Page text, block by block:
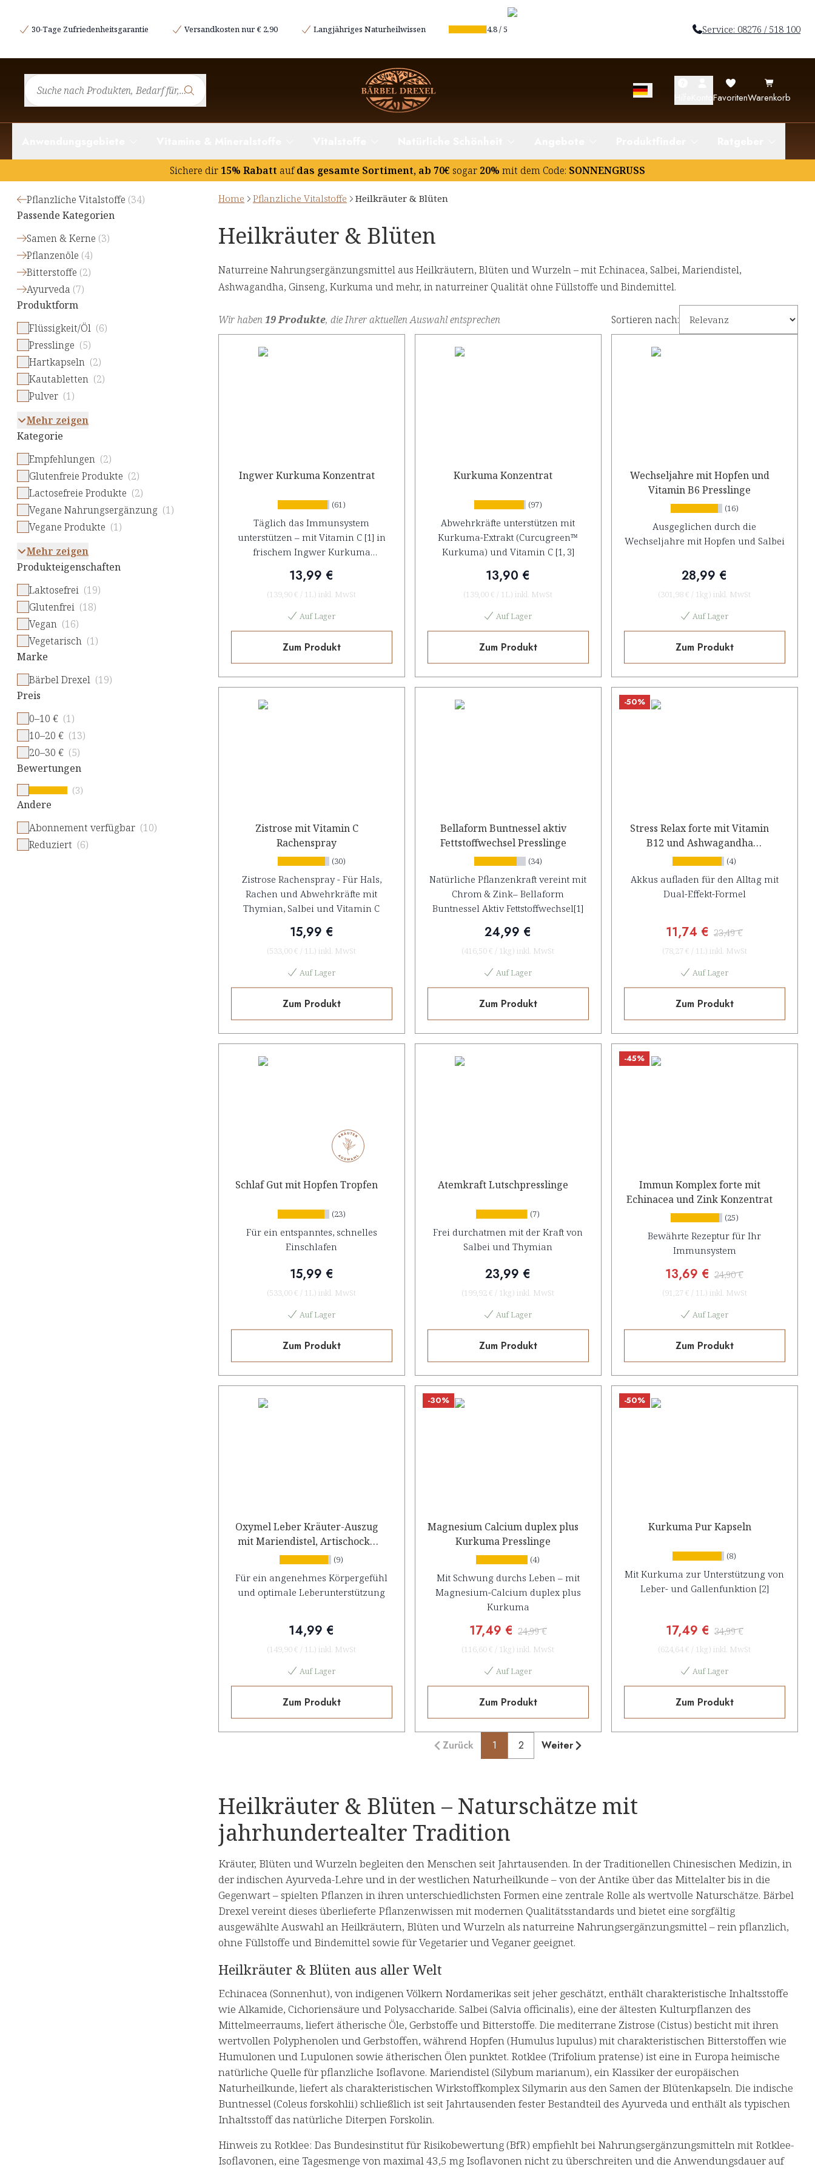
30-Tage Zufriedenheitsgarantie Versandkosten nur € 2,90 Langjähriges Naturheilwissen 4.8/5 Service: 08276 / 518 100
FavoritenWarenkorb
Sichere dir 15% Rabatt aufdas gesamte Sortiment, ab 70€ sogar 20% mit dem Code: SONNENGRUSS
Pflanzliche Vitalstoffe (34)
Passende Kategorien
Samen & Kerne (3)
Pflanzenöle (4)
Bitterstoffe (2)
Ayurveda (7)
Produktform
Flüssigkeit/Öl (6)
Presslinge (5)
Hartkapseln (2)
Kautabletten (2)
Pulver (1)
Mehr zeigen
Kategorie
Empfehlungen (2)
Glutenfreie Produkte (2)
Lactosefreie Produkte (2)
Vegane Nahrungsergänzung (1)
Vegane Produkte (1)
Mehr zeigen
Produkteigenschaften
Laktosefrei (19)
Glutenfrei (18)
Vegan (16)
Vegetarisch (1)
Marke
Bärbel Drexel (19)
Preis
0–10 € (1)
10–20 € (13)
20–30 € (5)
Bewertungen
(3)
Andere
Abonnement verfügbar (10)
Reduziert (6)
Home Pflanzliche Vitalstoffe Heilkräuter & Blüten
Heilkräuter & Blüten
Naturreine Nahrungsergänzungsmittel aus Heilkräutern, Blüten und Wurzeln – mit Echinacea, Salbei, Mariendistel,
Ashwagandha, Ginseng, Kurkuma und mehr, in naturreiner Qualität ohne Füllstoffe und Bindemittel.
Wir haben19 Produkte, die Ihrer aktuellen Auswahl entsprechen Sortieren nach:
Ingwer Kurkuma Konzentrat
(61)
Täglich das Immunsystem
unterstützen – mit Vitamin C [1] in
frischem Ingwer Kurkuma
13,99 €
(139,90 € / 1L) inkl. MwSt
Auf Lager
Zum Produkt
Kurkuma Konzentrat
(97)
Abwehrkräfte unterstützen mit
Kurkuma-Extrakt (Curcugreen™
Kurkuma) und Vitamin C [1, 3]
13,90 €
(139,00 € / 1L) inkl. MwSt
Auf Lager
Zum Produkt
Wechseljahre mit Hopfen und
Vitamin B6 Presslinge
(16)
Ausgeglichen durch die
Wechseljahre mit Hopfen und Salbei
28,99 €
(301,98 € / 1kg) inkl. MwSt
Auf Lager
Zum Produkt
Zistrose mit Vitamin C
Rachenspray
(30)
Zistrose Rachenspray - Für Hals,
Rachen und Abwehrkräfte mit
Thymian, Salbei und Vitamin C
15,99 €
(533,00 € / 1L) inkl. MwSt
Auf Lager
Zum Produkt
Bellaform Buntnessel aktiv
Fettstoffwechsel Presslinge
(34)
Natürliche Pflanzenkraft vereint mit
Chrom & Zink– Bellaform
Buntnessel Aktiv Fettstoffwechsel[1]
24,99 €
(416,50 € / 1kg) inkl. MwSt
Auf Lager
Zum Produkt
-50%
Stress Relax forte mit Vitamin
B12 und Ashwagandha
Konzentrat (4)
Akkus aufladen für den Alltag mit
Dual-Effekt-Formel
11,74 € 23,49 €
(78,27 € / 1L) inkl. MwSt
Auf Lager
Zum Produkt
Schlaf Gut mit Hopfen Tropfen
(23)
Für ein entspanntes, schnelles
Einschlafen
15,99 €
(533,00 € / 1L) inkl. MwSt
Auf Lager
Zum Produkt
Atemkraft Lutschpresslinge
(7)
Frei durchatmen mit der Kraft von
Salbei und Thymian
23,99 €
(199,92 € / 1kg) inkl. MwSt
Auf Lager
Zum Produkt
-45%
Immun Komplex forte mit
Echinacea und Zink Konzentrat
(25)
Bewährte Rezeptur für Ihr
Immunsystem
13,69 € 24,90 €
(91,27 € / 1L) inkl. MwSt
Auf Lager
Zum Produkt
Oxymel Leber Kräuter-Auszug
mit Mariendistel, Artischocke
und Löwenzahn
(9)
Für ein angenehmes Körpergefühl
und optimale Leberunterstützung
14,99 €
(149,90 € / 1L) inkl. MwSt
Auf Lager
Zum Produkt
-30%
Magnesium Calcium duplex plus
Kurkuma Presslinge
(4)
Mit Schwung durchs Leben – mit
Magnesium-Calcium duplex plus
Kurkuma
17,49 € 24,99 €
(116,60 € / 1kg) inkl. MwSt
Auf Lager
Zum Produkt
-50%
Kurkuma Pur Kapseln
(8)
Mit Kurkuma zur Unterstützung von
Leber- und Gallenfunktion [2]
17,49 € 34,99 €
(624,64 € / 1kg) inkl. MwSt
Auf Lager
Zum Produkt
Zurück 1 2 Weiter
Heilkräuter & Blüten – Naturschätze mit
jahrhundertealter Tradition
Kräuter, Blüten und Wurzeln begleiten den Menschen seit Jahrtausenden. In der Traditionellen Chinesischen Medizin, in
der indischen Ayurveda-Lehre und in der westlichen Naturheilkunde – von der Antike über das Mittelalter bis in die
Gegenwart – spielten Pflanzen in ihren unterschiedlichsten Formen eine zentrale Rolle als wertvolle Naturschätze. Bärbel
Drexel vereint dieses überlieferte Pflanzenwissen mit modernen Qualitätsstandards und bietet eine sorgfältig
ausgewählte Auswahl an Heilkräutern, Blüten und Wurzeln als naturreine Nahrungsergänzungsmittel – rein pflanzlich,
ohne Füllstoffe und Bindemittel sowie für Vegetarier und Veganer geeignet.
Heilkräuter & Blüten aus aller Welt
Echinacea (Sonnenhut), von indigenen Völkern Nordamerikas seit jeher geschätzt, enthält charakteristische Inhaltsstoffe
wie Alkamide, Cichoriensäure und Polysaccharide. Salbei (Salvia officinalis), eine der ältesten Kulturpflanzen des
Mittelmeerraums, liefert ätherische Öle, Gerbstoffe und Bitterstoffe. Die mediterrane Zistrose (Cistus) besticht mit ihren
wertvollen Polyphenolen und Gerbstoffen, während Hopfen (Humulus lupulus) mit charakteristischen Bitterstoffen wie
Humulonen und Lupulonen sowie ätherischen Ölen punktet. Rotklee (Trifolium pratense) ist eine in Europa heimische
natürliche Quelle für pflanzliche Isoflavone. Mariendistel (Silybum marianum), ein Klassiker der europäischen
Naturheilkunde, liefert als charakteristischen Wirkstoffkomplex Silymarin aus den Samen der Blütenkapseln. Die indische
Buntnessel (Coleus forskohlii) schließlich ist seit Jahrtausenden fester Bestandteil des Ayurveda und enthält als typischen
Inhaltsstoff das natürliche Diterpen Forskolin.
Hinweis zu Rotklee: Das Bundesinstitut für Risikobewertung (BfR) empfiehlt bei Nahrungsergänzungsmitteln mit Rotklee-
Isoflavonen, eine Tagesmenge von maximal 43,5 mg Isoflavonen nicht zu überschreiten und die Anwendungsdauer auf